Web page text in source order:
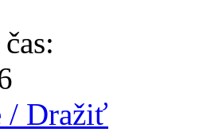
/ Dražiť